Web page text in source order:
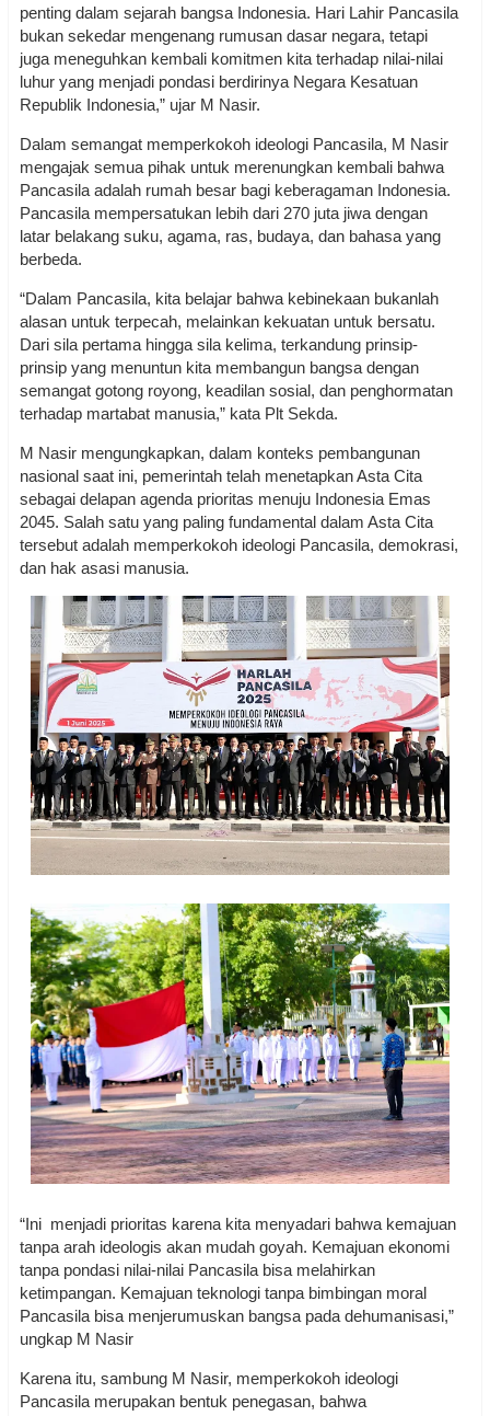
penting dalam sejarah bangsa Indonesia. Hari Lahir Pancasila
bukan sekedar mengenang rumusan dasar negara, tetapi
juga meneguhkan kembali komitmen kita terhadap nilai-nilai
luhur yang menjadi pondasi berdirinya Negara Kesatuan
Republik Indonesia,” ujar M Nasir.
Dalam semangat memperkokoh ideologi Pancasila, M Nasir
mengajak semua pihak untuk merenungkan kembali bahwa
Pancasila adalah rumah besar bagi keberagaman Indonesia.
Pancasila mempersatukan lebih dari 270 juta jiwa dengan
latar belakang suku, agama, ras, budaya, dan bahasa yang
berbeda.
“Dalam Pancasila, kita belajar bahwa kebinekaan bukanlah
alasan untuk terpecah, melainkan kekuatan untuk bersatu.
Dari sila pertama hingga sila kelima, terkandung prinsip-
prinsip yang menuntun kita membangun bangsa dengan
semangat gotong royong, keadilan sosial, dan penghormatan
terhadap martabat manusia,” kata Plt Sekda.
M Nasir mengungkapkan, dalam konteks pembangunan
nasional saat ini, pemerintah telah menetapkan Asta Cita
sebagai delapan agenda prioritas menuju Indonesia Emas
2045. Salah satu yang paling fundamental dalam Asta Cita
tersebut adalah memperkokoh ideologi Pancasila, demokrasi,
dan hak asasi manusia.
“Ini menjadi prioritas karena kita menyadari bahwa kemajuan
tanpa arah ideologis akan mudah goyah. Kemajuan ekonomi
tanpa pondasi nilai-nilai Pancasila bisa melahirkan
ketimpangan. Kemajuan teknologi tanpa bimbingan moral
Pancasila bisa menjerumuskan bangsa pada dehumanisasi,”
ungkap M Nasir
Karena itu, sambung M Nasir, memperkokoh ideologi
Pancasila merupakan bentuk penegasan, bahwa